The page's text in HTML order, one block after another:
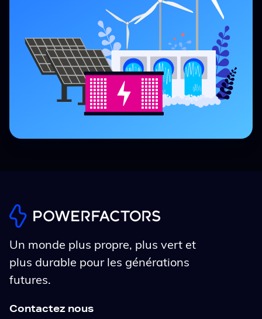
Un monde plus propre, plus vert et
plus durable pour les générations
futures.
Contactez nous